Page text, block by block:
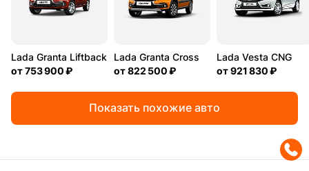
Lada Granta Liftback
от753 900 ₽
Lada Granta Cross
от822 500 ₽
Lada Vesta CNG
от921 830 ₽
Показать похожие авто